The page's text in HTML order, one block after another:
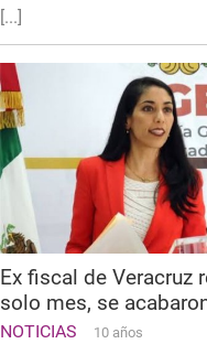
[...]
Ex fiscal de Veracruz
solo mes, se
NOTICIAS 10 años